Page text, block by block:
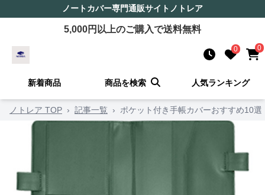
ノートカバー専門通販サイト ノトレア
5,000円以上のご購入で送料無料
0 0
新着商品 商品を検索 人気ランキング
ノトレア TOP › 記事一覧 › ポケット付き手帳カバーおすすめ10